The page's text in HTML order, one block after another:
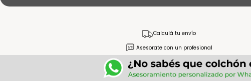
Calculá tu envío
Asesorate con un profesional